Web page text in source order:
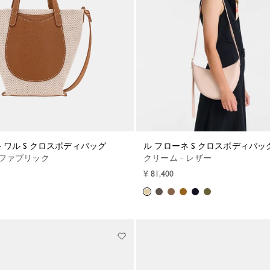
ワル S クロスボディバッグ
ァブリック
ル フローネ S クロスボディバッ
クリーム - レザー
¥ 81,400